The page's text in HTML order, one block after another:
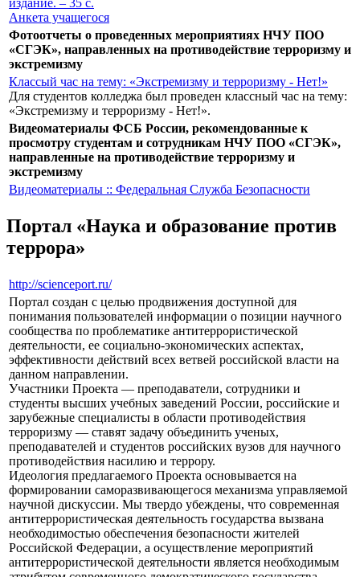
издание. – 35 с.
Анкета учащегося
Фотоотчеты о проведенных мероприятиях НЧУ ПОО
«СГЭК», направленных на противодействие терроризму и
экстремизму
Классый час на тему: «Экстремизму и терроризму - Нет!»
Для студентов колледжа был проведен классный час на тему:
«Экстремизму и терроризму - Нет!».
Видеоматериалы ФСБ России, рекомендованные к
просмотру студентам и сотрудникам НЧУ ПОО «СГЭК»,
направленные на противодействие терроризму и
экстремизму
Видеоматериалы :: Федеральная Служба Безопасности
Портал «Наука и образование против
террора»
http://scienceport.ru/
Портал создан с целью продвижения доступной для
понимания пользователей информации о позиции научного
сообщества по проблематике антитеррористической
деятельности, ее социально-экономических аспектах,
эффективности действий всех ветвей российской власти на
данном направлении.
Участники Проекта — преподаватели, сотрудники и
студенты высших учебных заведений России, российские и
зарубежные специалисты в области противодействия
терроризму — ставят задачу объединить ученых,
преподавателей и студентов российских вузов для научного
противодействия насилию и террору.
Идеология предлагаемого Проекта основывается на
формировании саморазвивающегося механизма управляемой
научной дискуссии. Мы твердо убеждены, что современная
антитеррористическая деятельность государства вызвана
необходимостью обеспечения безопасности жителей
Российской Федерации, а осуществление мероприятий
антитеррористической деятельности является необходимым